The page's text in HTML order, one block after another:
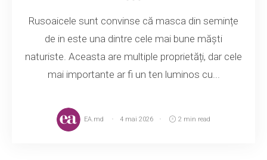
Rusoaicele sunt convinse că masca din semințe
de in este una dintre cele mai bune măști
naturiste. Aceasta are multiple proprietăți, dar cele
mai importante ar fi un ten luminos cu...
EA.md 4 mai 2026 2 min read